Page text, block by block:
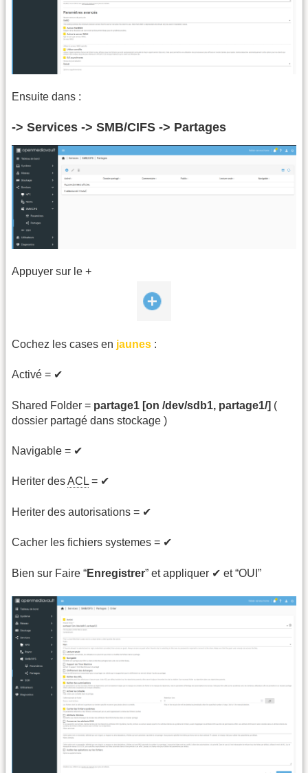
Ensuite dans :
-> Services -> SMB/CIFS -> Partages
Appuyer sur le +
Cochez les cases en jaunes :
Activé = ✔
Shared Folder = partage1 [on /dev/sdb1, partage1/] (
dossier partagé dans stockage )
Navigable = ✔
Heriter desACL= ✔
Heriter des autorisations = ✔
Cacher les fichiers systemes = ✔
Bien sur Faire “Enregistrer” et appliquer ✔ et “OUI”